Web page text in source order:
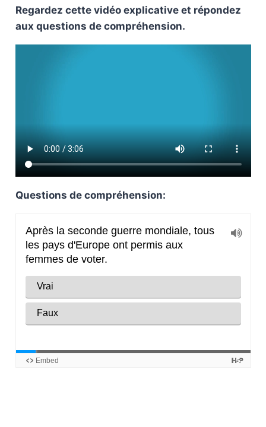
Regardez cette vidéo explicative et répondez
aux questions de compréhension.
Questions de compréhension: